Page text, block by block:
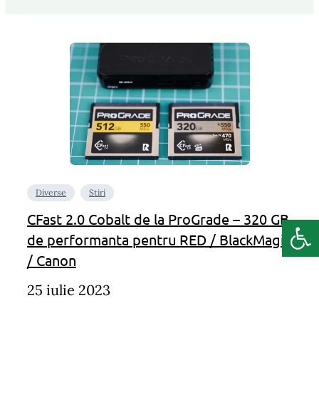
Diverse Stiri
CFast 2.0 Cobalt de la ProGrade – 320 GB
de performanta pentru RED / BlackMagic
/ Canon
25 iulie 2023